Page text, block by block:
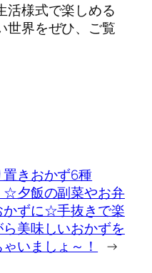
活様式で楽しめる
世界をぜひ、ご覧
置きおかず6種
☆夕飯の副菜やお弁
かずに☆手抜きで楽
ら美味しいおかずを
いましょ～！
→